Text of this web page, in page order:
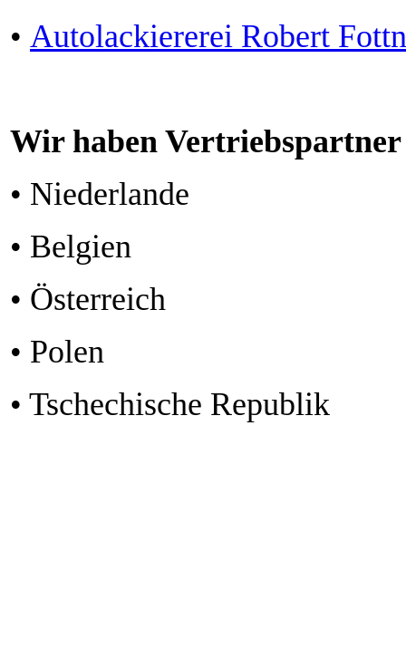
• Autolackiererei Robert
Wir haben
• Niederlande
• Belgien
• Österreich
• Polen
• Tschechische Republik